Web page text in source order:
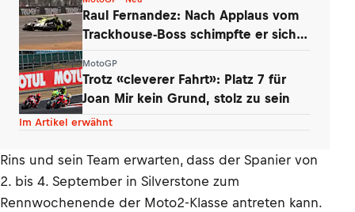
Raul Fernandez: Nach Applaus vom
Trackhouse-Boss schimpfte er sich
MotoGP
Trotz «cleverer Fahrt»: Platz 7 für
Joan Mir kein Grund, stolz zu sein
Im Artikel erwähnt
Rins und sein Team erwarten, dass der Spanier von
2. bis 4. September in Silverstone zum
Rennwochenende der Moto2-Klasse antreten kann.